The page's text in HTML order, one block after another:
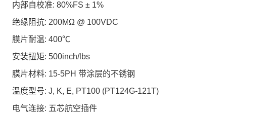
内部自校准: 80%FS ± 1%
绝缘阻抗: 200MΩ @ 100VDC
膜片耐温: 400℃
安装扭矩: 500inch/lbs
膜片材料: 15-5PH 带涂层的不锈钢
温度型号: J, K, E, PT100 (PT124G-121T)
电气连接: 五芯航空插件